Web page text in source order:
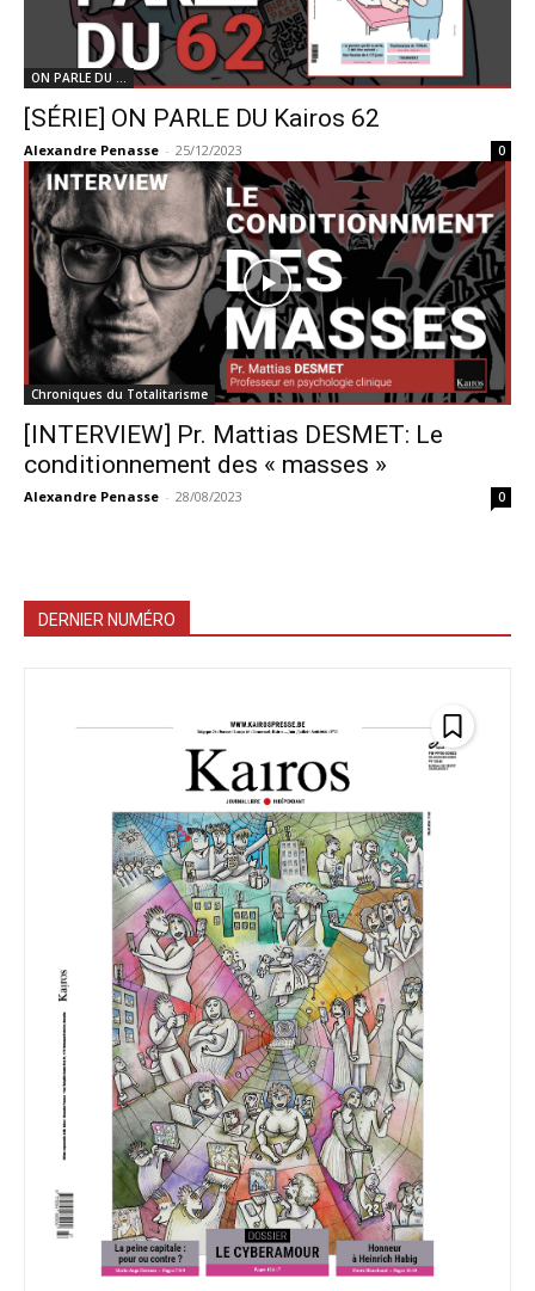
ON PARLE DU ...
[SÉRIE] ON PARLE DU Kairos 62
Alexandre Penasse - 25/12/2023 0
Chroniques du Totalitarisme
[INTERVIEW] Pr. Mattias DESMET: Le
conditionnement des « masses »
Alexandre Penasse - 28/08/2023 0
DERNIER NUMÉRO